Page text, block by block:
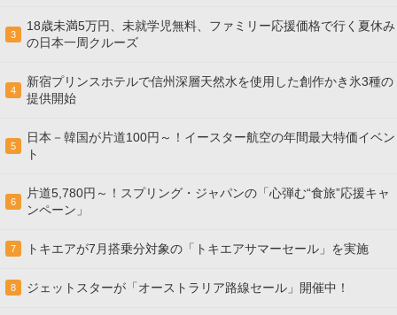
3
18歳未満5万円、未就学児無料、ファミリー応援価格で行く夏休み
の日本一周クルーズ
4
新宿プリンスホテルで信州深層天然水を使用した創作かき氷3種の
提供開始
5
日本－韓国が片道100円～！イースター航空の年間最大特価イベン
ト
6
片道5,780円～！スプリング・ジャパンの「心弾む“食旅”応援キャ
ンペーン」
7 トキエアが7月搭乗分対象の「トキエアサマーセール」を実施
8 ジェットスターが「オーストラリア路線セール」開催中！